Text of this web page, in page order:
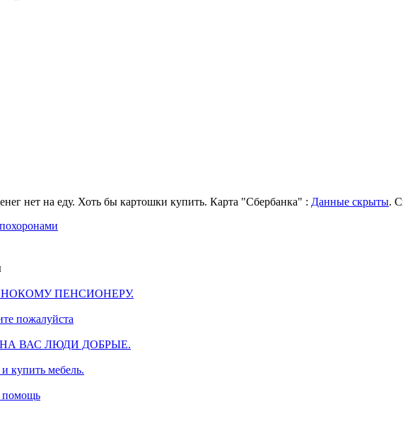
нет на еду. Хоть бы картошки купить. Карта "Сбербанка" : Данные скрыты.
ПЕНСИОНЕРУ.
пожалуйста
ВАС ЛЮДИ ДОБРЫЕ.
купить мебель.
помощь